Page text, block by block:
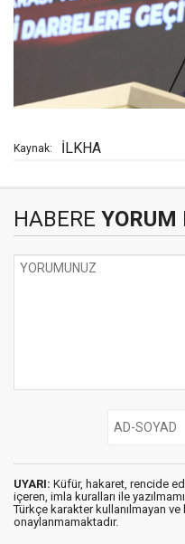
Kaynak: İLKHA
HABERE YORUM
UYARI: Küfür, hakaret, rencide
içeren, imla kuralları ile
Türkçe karakter kullanılmayan
onaylanmamaktadır.